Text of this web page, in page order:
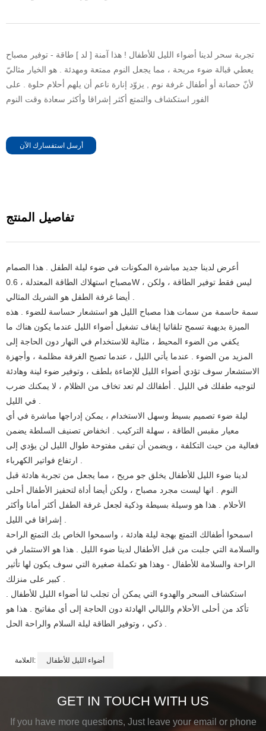
تجربة سحر لدينا أضواء الليل للأطفال ! هذا آمنة [ لد ] طاقة - توفير مصباح
يعطي قبالة ضوء مريحة ، مما يجعل النوم ممتعة ومهدئة . هو الخيار مثاليّ
لأنّ حضانة أو أطفال غرفة نوم , يزوّد إنارة ناعم أن يلهم أحلام حلوة . على
الفور استكشاف والتمتع أكثر إشراقا وأكثر سعادة وقت النوم
أرسل استفسارك الآن
تفاصيل المنتج
أعرض لدينا جديد مباشرة المكونات في ضوء ليلة الطفل . هذا الصمام
مصباح استهلاك الطاقة المعتدلة ، 0.6W ، ليس فقط توفير الطاقة ، ولكن
سمة حاسمة من سمات هذا مصباح الليل هو استشعار حساسة للضوء . هذه
الميزة بديهية تسمح تلقائيا إيقاف تشغيل أضواء الليل عندما يكون هناك ما
يكفي من الضوء المحيط ، مثالية للاستخدام في النهار دون الحاجة إلى
المزيد من الضوء . عندما يأتي الليل ، عندما تصبح الغرفة مظلمة ، وأجهزة
الاستشعار سوف تؤدي أضواء الليل للإضاءة بلطف ، وتوفير ضوء لينة وهادئة
لتوجيه طفلك في الليل . أطفالك لم تعد تخاف من الظلام ، لا يمكنك ضرب
ليلة ضوء تصميم بسيط وسهل الاستخدام ، يمكن إدراجها مباشرة في أي
معيار مقبس الطاقة ، سهلة التركيب . انخفاض تصنيف السلطة يضمن
فعالية من حيث التكلفة ، ويضمن أن تبقى مفتوحة طوال الليل لن يؤدي إلى
لدينا ضوء الليل للأطفال يخلق جو مريح ، مما يجعل من تجربة هادئة قبل
النوم . انها ليست مجرد مصباح ، ولكن أيضا أداة لتحفيز الأطفال أحلى
الأحلام . هذا هو وسيلة بسيطة وذكية لجعل غرفة الطفل أكثر أمانا وأكثر
اسمحوا أطفالك التمتع بهجة ليلة هادئة ، واسمحوا الخاص بك التمتع الراحة
والسلامة التي جلبت من قبل الأطفال لدينا ضوء الليل . هذا هو الاستثمار في
الراحة والسلامة للأطفال - وهذا هو تكملة صغيرة التي سوف يكون لها تأثير
استكشاف السحر والهدوء التي يمكن أن تجلب لنا أضواء الليل للأطفال .
تأكد من أحلى الأحلام والليالي الهادئة دون الحاجة إلى أي مفاتيح . هذا هو
العلامة: أضواء الليل للأطفال
GET IN TOUCH WITH US
If you have more questions, Just leave your email or phone